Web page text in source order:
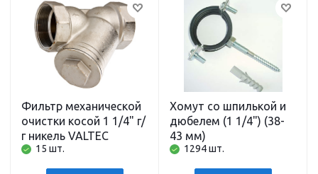
Фильтр механической
очистки косой 1 1/4" г/
г никель VALTEC
15 шт.
Хомут со шпилькой и
дюбелем (1 1/4") (38-
43 мм)
1294 шт.